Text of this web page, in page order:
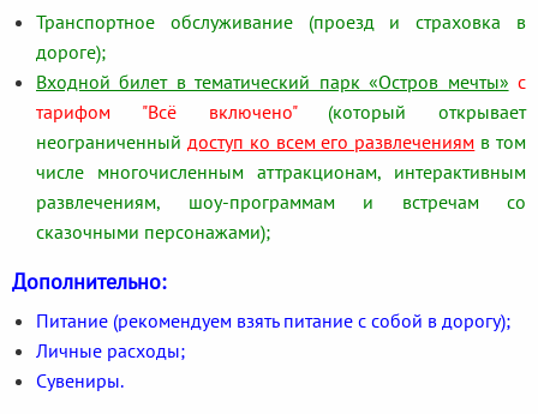
Транспортное обслуживание (проезд и страховка в
дороге);
Входной билет в тематический парк «Остров мечты» с
тарифом "Всё включено" (который открывает
неограниченный доступ ко всем его развлечениям в том
числе многочисленным аттракционам, интерактивным
развлечениям, шоу-программам и встречам со
сказочными персонажами);
Дополнительно:
Питание (рекомендуем взять питание с собой в дорогу);
Личные расходы;
Сувениры.